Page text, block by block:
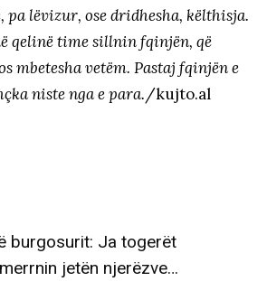
lëvizur, ose dridhesha, këlthisja.
qelinë time sillnin fqinjën, që
mbetesha vetëm. Pastaj fqinjën e
niste nga e para./kujto.al
burgosurit: Ja togerët
jetën njerëzve…